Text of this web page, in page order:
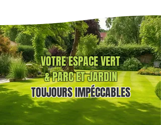
VOTRE ESPACE VERT
& PARC ET JARDIN
TOUJOURSIMPÉCCABLES